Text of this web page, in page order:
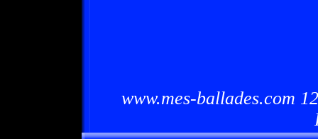
www.mes-ballades.com